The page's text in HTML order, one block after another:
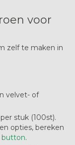
voor
zelf te maken in
velvet- of
stuk (100st).
opties, bereken
button.